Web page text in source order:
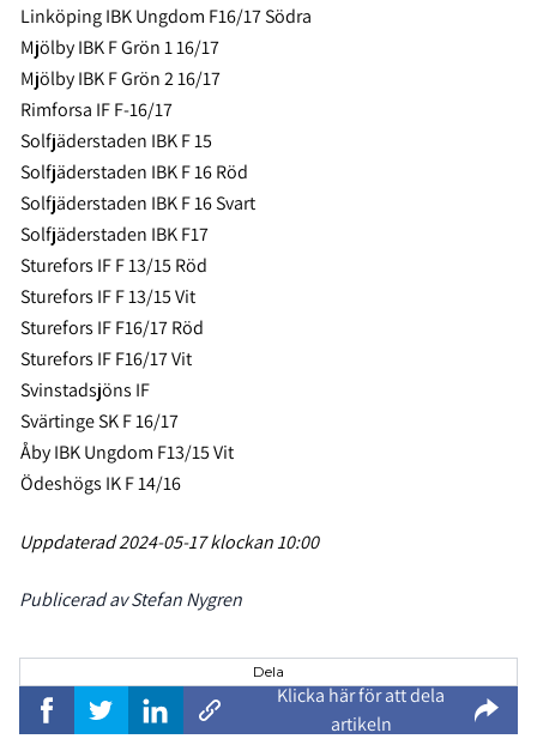
Linköping IBK Ungdom F16/17 Södra
Mjölby IBK F Grön 1 16/17
Mjölby IBK F Grön 2 16/17
Rimforsa IF F-16/17
Solfjäderstaden IBK F 15
Solfjäderstaden IBK F 16 Röd
Solfjäderstaden IBK F 16 Svart
Solfjäderstaden IBK F17
Sturefors IF F 13/15 Röd
Sturefors IF F 13/15 Vit
Sturefors IF F16/17 Röd
Sturefors IF F16/17 Vit
Svinstadsjöns IF
Svärtinge SK F 16/17
Åby IBK Ungdom F13/15 Vit
Ödeshögs IK F 14/16
Uppdaterad 2024-05-17 klockan 10:00
Publicerad av Stefan Nygren
Dela
Klicka här för att dela
artikeln